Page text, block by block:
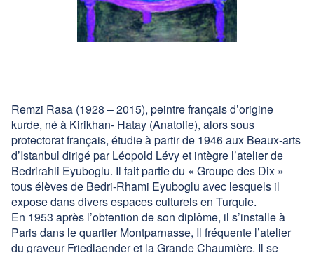
Remzi Rasa (1928 – 2015), peintre français d’origine
kurde, né à Kirikhan- Hatay (Anatolie), alors sous
protectorat français, étudie à partir de 1946 aux Beaux-arts
d’Istanbul dirigé par Léopold Lévy et intègre l’atelier de
Bedrirahli Eyuboglu. Il fait partie du « Groupe des Dix »
tous élèves de Bedri-Rhami Eyuboglu avec lesquels il
expose dans divers espaces culturels en Turquie.
En 1953 après l’obtention de son diplôme, il s’installe à
Paris dans le quartier Montparnasse, Il fréquente l’atelier
du graveur Friedlaender et la Grande Chaumière. Il se